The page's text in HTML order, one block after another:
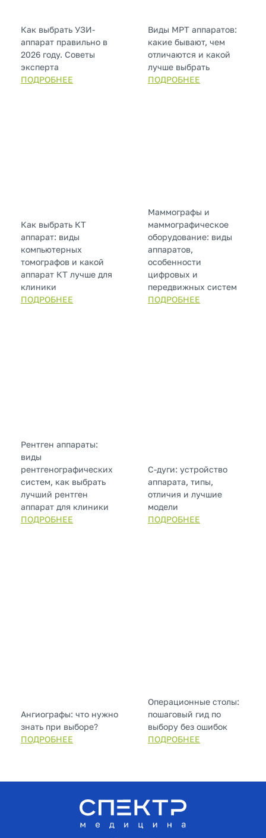
Как выбрать УЗИ-
аппарат правильно в
2026 году. Советы
эксперта
ПОДРОБНЕЕ
Виды МРТ аппаратов:
какие бывают, чем
отличаются и какой
лучше выбрать
ПОДРОБНЕЕ
Как выбрать КТ
аппарат: виды
компьютерных
томографов и какой
аппарат КТ лучше для
клиники
ПОДРОБНЕЕ
Маммографы и
маммографическое
оборудование: виды
аппаратов,
особенности
цифровых и
передвижных систем
ПОДРОБНЕЕ
Рентген аппараты:
виды
рентгенографических
систем, как выбрать
лучший рентген
аппарат для клиники
ПОДРОБНЕЕ
С-дуги: устройство
аппарата, типы,
отличия и лучшие
модели
ПОДРОБНЕЕ
Ангиографы: что нужно
знать при выборе?
ПОДРОБНЕЕ
Операционные столы:
пошаговый гид по
выбору без ошибок
ПОДРОБНЕЕ